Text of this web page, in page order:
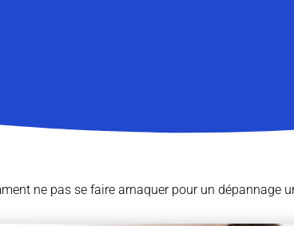
ne pas se faire arnaquer pour un dépannage